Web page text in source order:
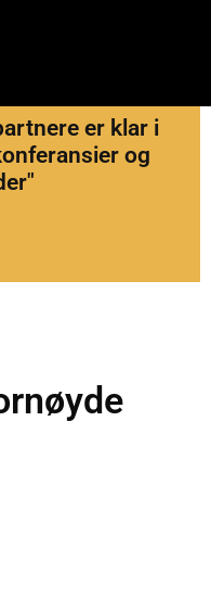
er klar i
og
og